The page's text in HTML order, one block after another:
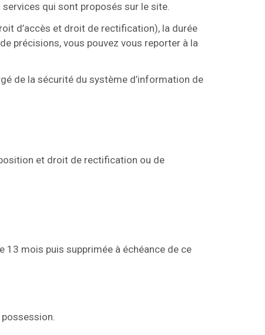
qui sont proposés sur le site.
d’accès et droit de rectification), la durée
précisions, vous pouvez vous reporter à la
de la sécurité du système d’information de
et droit de rectification ou de
mois puis supprimée à échéance de ce